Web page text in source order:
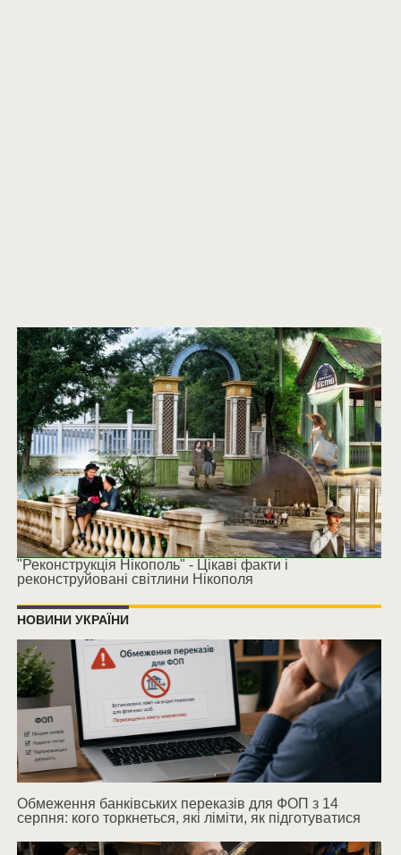
"Реконструкція Нікополь" - Цікаві факти і
реконструйовані світлини Нікополя
НОВИНИ УКРАЇНИ
Обмеження банківських переказів для ФОП з 14
серпня: кого торкнеться, які ліміти, як підготуватися